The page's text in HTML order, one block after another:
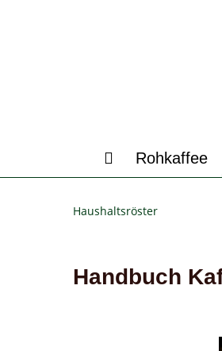
Rohkaffee
Haushaltsröster
Handbuch